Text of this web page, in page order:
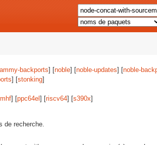
backports] [noble] [noble-updates] [noble-
] [stonking]
] [ppc64el ] [riscv64] [s390x]
de recherche.